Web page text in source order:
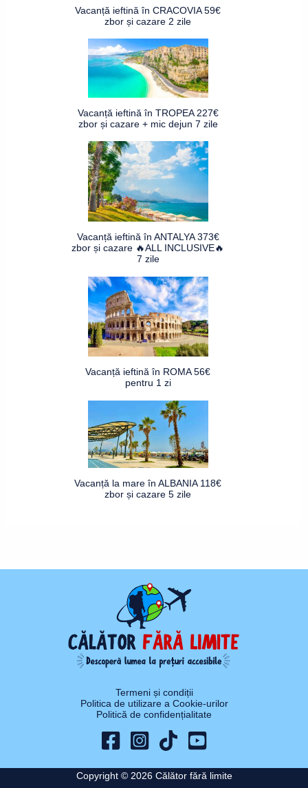
Vacanță ieftină în CRACOVIA 59€
zbor și cazare 2 zile
Vacanță ieftină în TROPEA 227€
zbor și cazare + mic dejun 7 zile
Vacanță ieftină în ANTALYA 373€
zbor și cazare 🔥ALL INCLUSIVE🔥
7 zile
Vacanță ieftină în ROMA 56€
pentru 1 zi
Vacanță la mare în ALBANIA 118€
zbor și cazare 5 zile
Termeni și condiții
Politica de utilizare a Cookie-urilor
Politică de confidențialitate
Copyright © 2026 Călător fără limite